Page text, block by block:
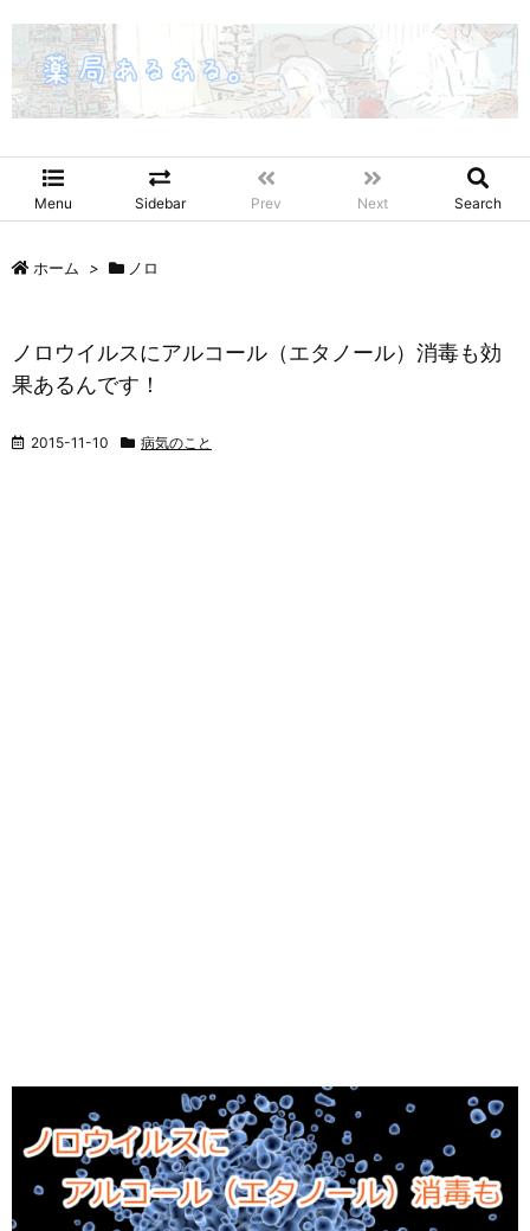
Menu Sidebar Prev Next Search
ホーム > ノロ
ノロウイルスにアルコール（エタノール）消毒も効
果あるんです！
2015-11-10 病気のこと